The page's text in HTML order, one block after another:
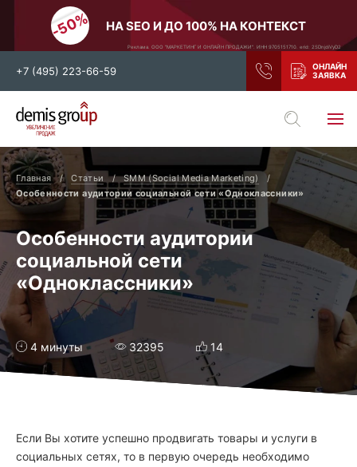
НА SEO И ДО 100% НА КОНТЕКСТ
Реклама. ООО "МАРКЕТИНГ И ОНЛАЙН ПРОДАЖИ". ИНН 9705151710. erid: 2SDnjdiVyD2
+7 (495) 223-66-59
Выберите свой город
Москва
Санкт-Петербург
Нижний Новгород
Тамбов
Тула
Новосибирск
Екатеринбург
Самара
Ростов-на-Дону
Казань
и все регионы РФ
Главная Статьи
SMM (Social Media Marketing)
Особенности аудитории социальной сети «Одноклассники»
Особенности аудитории
социальной сети
«Одноклассники»
4 минуты 32395 14
Если Вы хотите успешно продвигать товары и услуги в
социальных сетях, то в первую очередь необходимо